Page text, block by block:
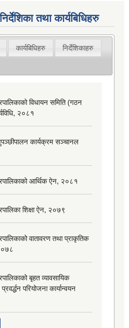
तथा कार्यबिधिहरु
कार्यबिधिहरु निर्देशिकाहरु
विधायन समिति (गठन
२०८१
कार्यक्रम सञ्चानल
आर्थिक ऐन, २०८१
शिक्षा ऐन, २०७९
वातावरण तथा प्राकृतिक
बृहत व्यावसायिक
परियोजना कार्यान्वयन